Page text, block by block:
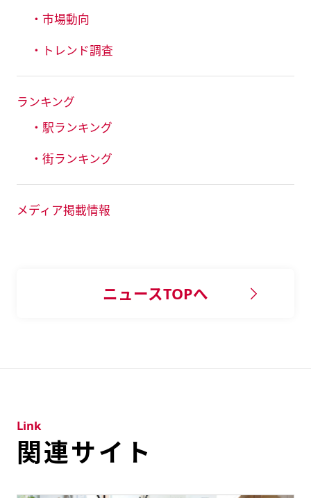
・市場動向
・トレンド調査
ランキング
・駅ランキング
・街ランキング
メディア掲載情報
ニュースTOPへ
関連サイト
Link